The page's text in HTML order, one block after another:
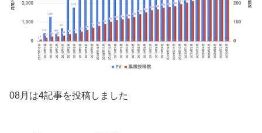
08月は4記事を投稿しました